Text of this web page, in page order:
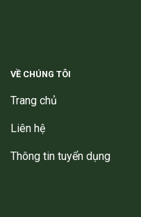
VỀ CHÚNG TÔI
Trang chủ
Liên hệ
Thông tin tuyển dụng